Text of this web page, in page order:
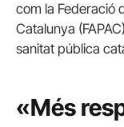
com la Federació
Catalunya
sanitat pública
«Més